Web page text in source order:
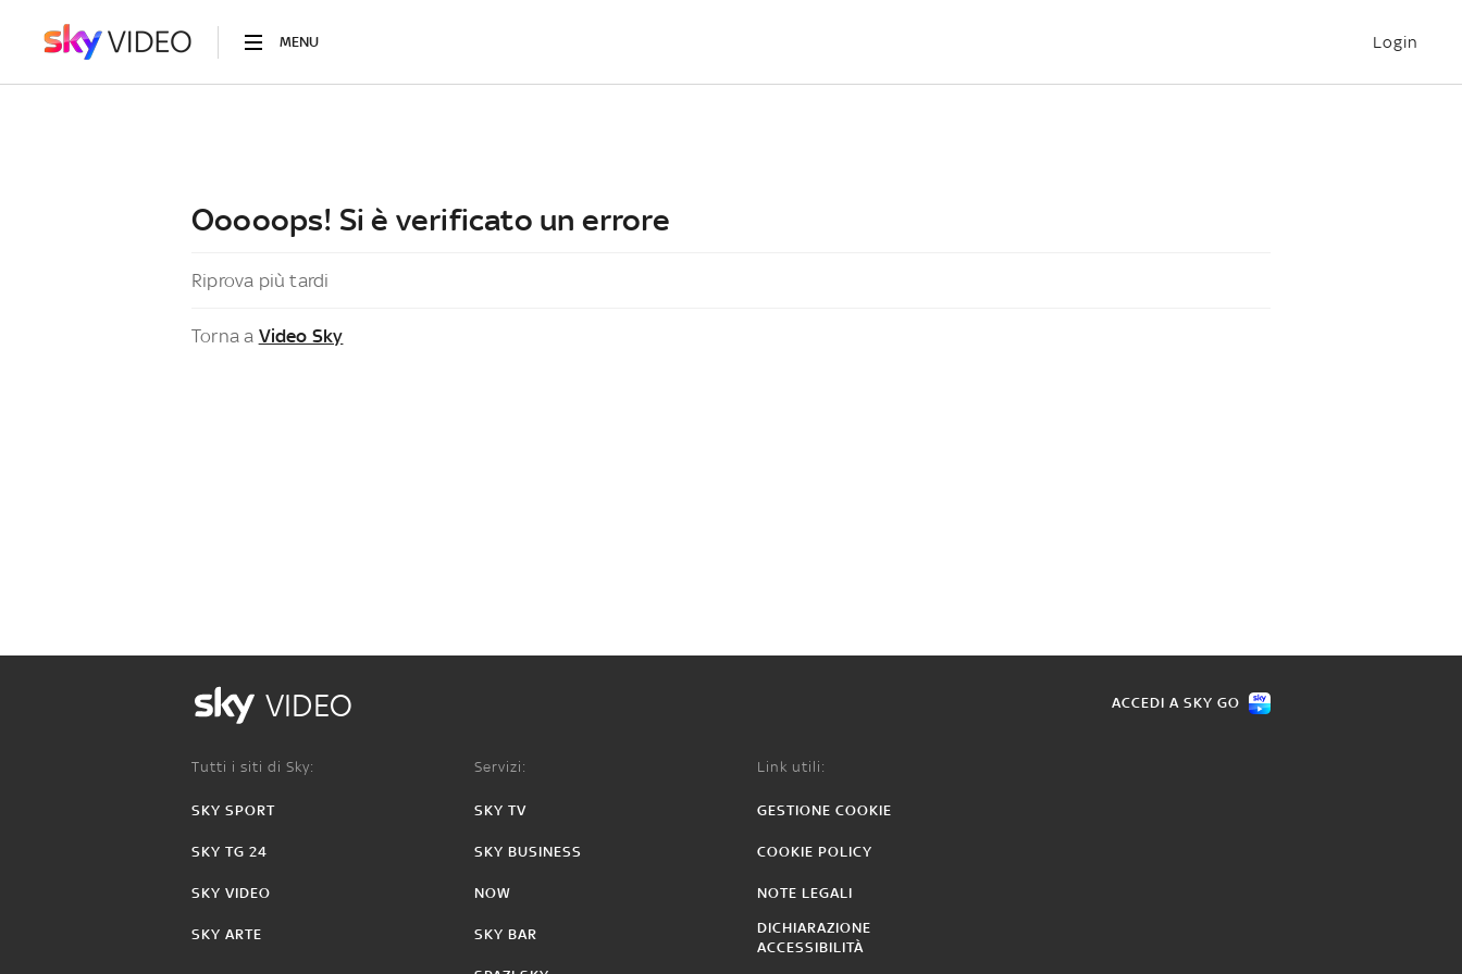
MENU Login
Ooooops! Si è verificato un errore
Riprova più tardi
Torna a Video Sky
VIDEO ACCEDI A SKY GO
Tutti i siti di Sky:
SKY SPORT
SKY TG 24
SKY VIDEO
SKY ARTE
Servizi:
SKY TV
SKY BUSINESS
NOW
SKY BAR
Link utili:
GESTIONE COOKIE
COOKIE POLICY
NOTE LEGALI
DICHIARAZIONE
ACCESSIBILITÀ